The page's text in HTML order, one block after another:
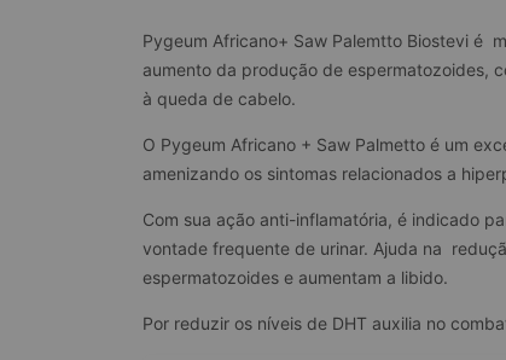
Pygeum Africano+ Saw Palemtto Biostevi é
aumento da produção de espermatozoides,
à queda de cabelo.
O Pygeum Africano + Saw Palmetto é um
amenizando os sintomas relacionados a
Com sua ação anti-inflamatória, é indicado
vontade frequente de urinar. Ajuda na
espermatozoides e aumentam a libido.
Por reduzir os níveis de DHT auxilia no